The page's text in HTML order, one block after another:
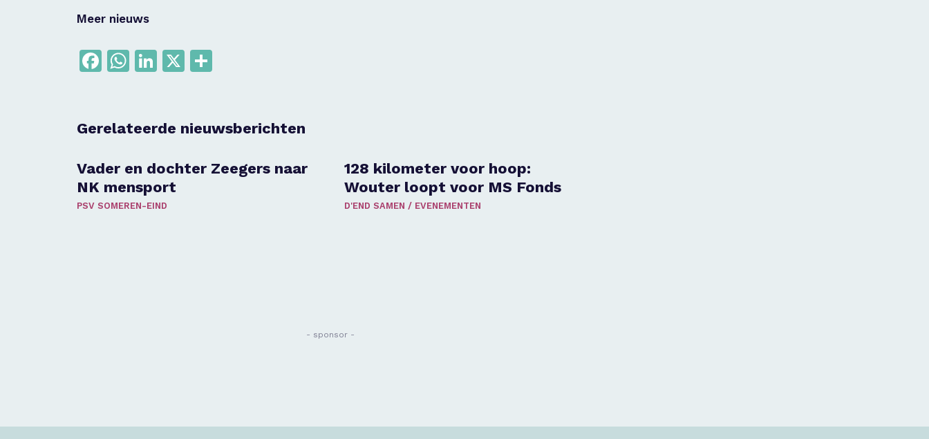
Meer nieuws
Facebook
WhatsApp
LinkedIn
X
Gerelateerde nieuwsberichten
Vader en dochter Zeegers naar
NK mensport
PSV SOMEREN-EIND
128 kilometer voor hoop:
Wouter loopt voor MS Fonds
D'END SAMEN / EVENEMENTEN
- sponsor -